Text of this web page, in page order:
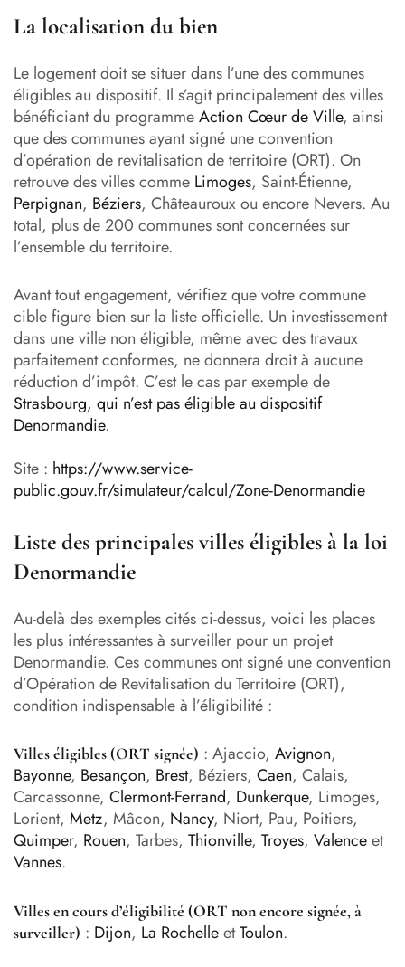
La localisation du bien
Le logement doit se situer dans l’une des communes
éligibles au dispositif. Il s’agit principalement des villes
bénéficiant du programmeAction Cœur de Ville, ainsi
que des communes ayant signé une convention
d’opération de revitalisation de territoire (ORT). On
retrouve des villes comme Limoges, Saint-Étienne,
Perpignan, Béziers, Châteauroux ou encore Nevers. Au
total, plus de 200 communes sont concernées sur
l’ensemble du territoire.
Avant tout engagement, vérifiez que votre commune
cible figure bien sur la liste officielle. Un investissement
dans une ville non éligible, même avec des travaux
parfaitement conformes, ne donnera droit à aucune
réduction d’impôt. C’est le cas par exemple de
Strasbourg, qui n’est pas éligible au dispositif
Denormandie.
Site : https://www.service-
public.gouv.fr/simulateur/calcul/Zone-Denormandie
Liste des principales villes éligibles à la loi
Denormandie
Au-delà des exemples cités ci-dessus, voici les places
les plus intéressantes à surveiller pour un projet
Denormandie. Ces communes ont signé une convention
d’Opération de Revitalisation du Territoire (ORT),
condition indispensable à l’éligibilité :
Villes éligibles (ORT signée) : Ajaccio, Avignon,
Bayonne, Besançon, Brest, Béziers, Caen, Calais,
Carcassonne, Clermont-Ferrand, Dunkerque, Limoges,
Lorient, Metz, Mâcon, Nancy, Niort, Pau, Poitiers,
Quimper, Rouen, Tarbes, Thionville, Troyes, Valenceet
Vannes.
Villes en cours d’éligibilité (ORT non encore signée, à
surveiller) : Dijon, La RochelleetToulon.